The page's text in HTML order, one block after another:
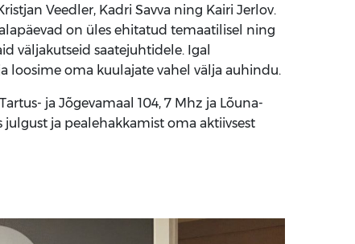
Veedler, Kadri Savva ning Kairi Jerlov.
on üles ehitatud temaatilisel ning
väljakutseid saatejuhtidele. Igal
loosime oma kuulajate vahel välja auhindu.
ja Jõgevamaal 104, 7 Mhz ja Lõuna-
julgust ja pealehakkamist oma aktiivsest